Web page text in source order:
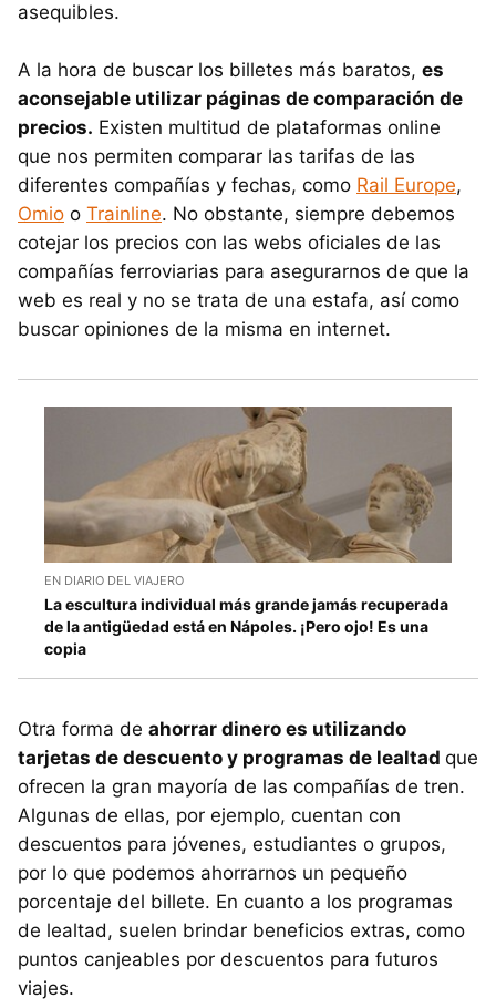
asequibles.
A la hora de buscar los billetes más baratos, es
aconsejable utilizar páginas de comparación de
precios. Existen multitud de plataformas online
que nos permiten comparar las tarifas de las
diferentes compañías y fechas, como Rail Europe,
Omio o Trainline. No obstante, siempre debemos
cotejar los precios con las webs oficiales de las
compañías ferroviarias para asegurarnos de que la
web es real y no se trata de una estafa, así como
buscar opiniones de la misma en internet.
EN DIARIO DEL VIAJERO
La escultura individual más grande jamás recuperada
de la antigüedad está en Nápoles. ¡Pero ojo! Es una
copia
Otra forma de ahorrar dinero es utilizando
tarjetas de descuento y programas de lealtad que
ofrecen la gran mayoría de las compañías de tren.
Algunas de ellas, por ejemplo, cuentan con
descuentos para jóvenes, estudiantes o grupos,
por lo que podemos ahorrarnos un pequeño
porcentaje del billete. En cuanto a los programas
de lealtad, suelen brindar beneficios extras, como
puntos canjeables por descuentos para futuros
viajes.